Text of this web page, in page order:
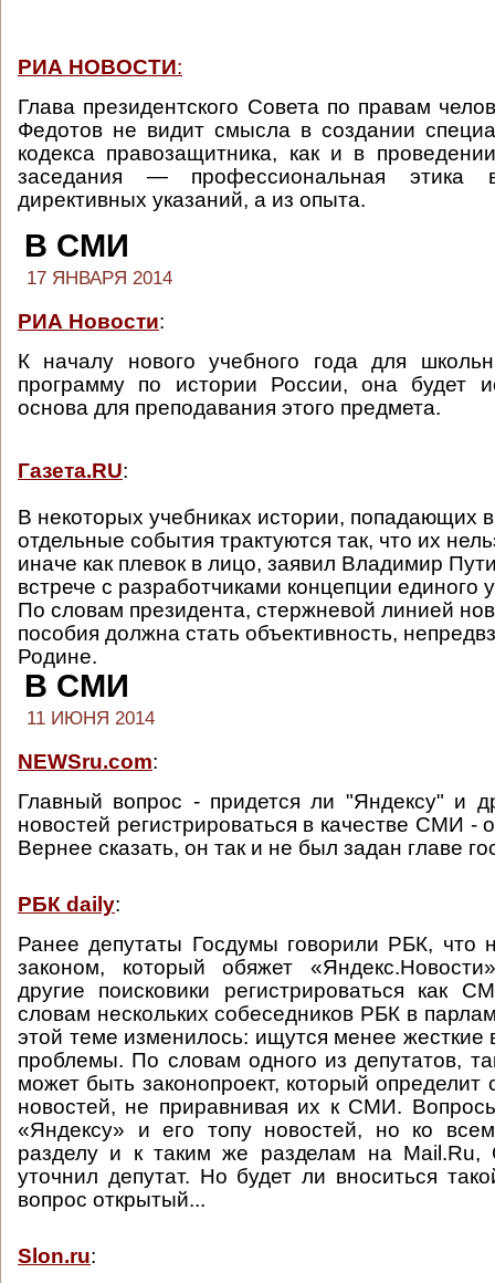
РИА НОВОСТИ:
Глава президентского Совета по правам
Федотов не видит смысла в создании
кодекса правозащитника, как и в
заседания — профессиональная этика
директивных указаний, а из опыта.
В СМИ
17 ЯНВАРЯ 2014
РИА Новости:
К началу нового учебного года для
программу по истории России, она будет
основа для преподавания этого предмета.
Газета.RU:
В некоторых учебниках истории, попадающих
отдельные события трактуются так, что их
иначе как плевок в лицо, заявил Владимир
встрече с разработчиками концепции единого
По словам президента, стержневой линией
пособия должна стать объективность,
Родине.
В СМИ
11 ИЮНЯ 2014
NEWSru.com:
Главный вопрос - придется ли "Яндексу" и
новостей регистрироваться в качестве СМИ -
Вернее сказать, он так и не был задан главе
РБК daily:
Ранее депутаты Госдумы говорили РБК, что
законом, который обяжет
другие поисковики регистрироваться как
словам нескольких собеседников РБК в
этой теме изменилось: ищутся менее
проблемы. По словам одного из депутатов,
может быть законопроект, который определит
новостей, не приравнивая их к СМИ.
«Яндексу» и его топу новостей, но ко
разделу и к таким же разделам на Mail.Ru,
уточнил депутат. Но будет ли вноситься
вопрос открытый...
Slon.ru: